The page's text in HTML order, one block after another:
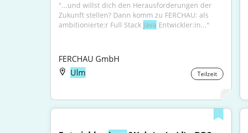
"...und willst dich den Herausforderungen der
Zukunft stellen? Dann komm zu FERCHAU: als
ambitionierte:r Full Stack Java Entwickler:in..."
FERCHAU GmbH
Ulm
Teilzeit